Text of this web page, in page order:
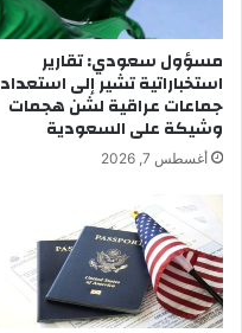
مسؤول سعودي: تقارير
استخباراتية تشير إلى استعداد
جماعات عراقية لشن هجمات
وشيكة على السعودية
أغسطس 7, 2026